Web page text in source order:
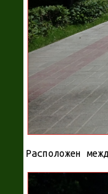
Расположен